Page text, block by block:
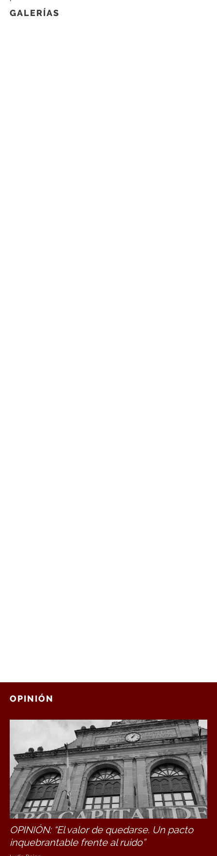
GALERÍAS
OPINIÓN
OPINIÓN: “El valor de quedarse. Un pacto
inquebrantable frente al ruido”